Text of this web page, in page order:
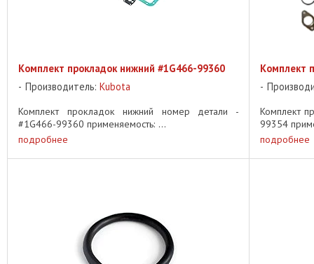
Комплект прокладок нижний #1G466-99360
Производитель: Kubota
Комплект прокладок нижний номер детали -
#1G466-99360 применяемость: ...
подробнее
Комплект
Комплект
99354
подробнее